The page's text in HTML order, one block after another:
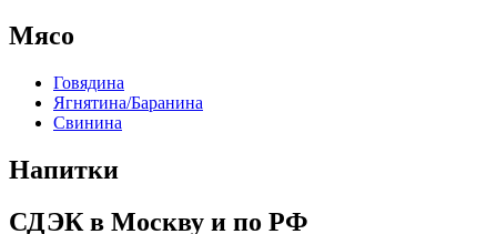
Мясо
Говядина
Ягнятина/Баранина
Свинина
Напитки
СДЭК в Москву и по РФ